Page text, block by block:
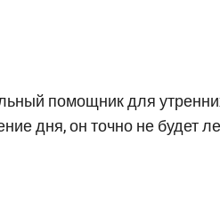
помощник для
дня, он точно не будет